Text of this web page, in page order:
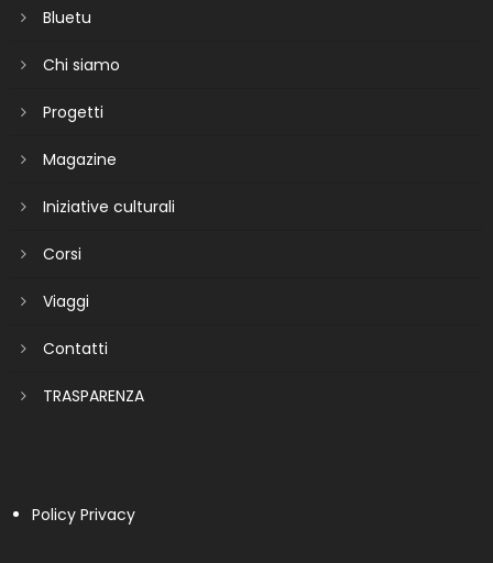
Bluetu
Chi siamo
Progetti
Magazine
Iniziative culturali
Corsi
Viaggi
Contatti
TRASPARENZA
Policy Privacy